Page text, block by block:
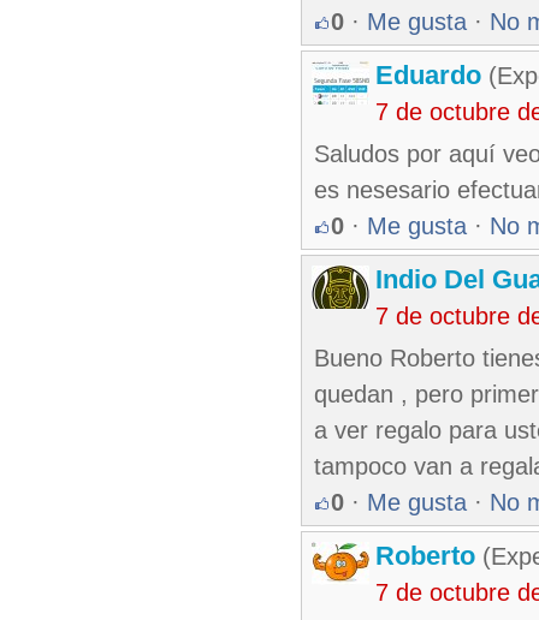
0 · Me gusta · No
Eduardo
7 de octubre
Saludos por aquí
es nesesario
0 · Me gusta · No
Indio Del
7 de octubre
Bueno Roberto
quedan , pero
a ver regalo para
tampoco van a
0 · Me gusta · No
Roberto
7 de octubre